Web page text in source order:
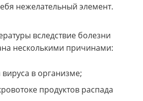
нежелательный элемент.
вследствие болезни
несколькими причинами:
в организме;
продуктов распада